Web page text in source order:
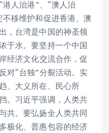
人治港”、“澳人治
移维护和促进香港、澳
，台湾是中国的神圣领
于水。要坚持一个中国
经济文化交流合作，促
对“台独”分裂活动。实
、大义所在、民心所
。习近平强调，人类共
共。要弘扬全人类共同
极化、普惠包容的经济